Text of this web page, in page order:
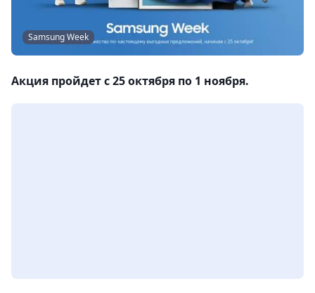
Samsung Week
Акция пройдет с 25 октября по 1 ноября.